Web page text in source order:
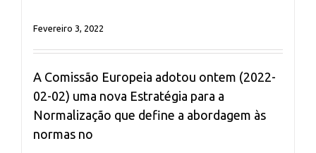
Fevereiro 3, 2022
A Comissão Europeia adotou ontem (2022-
02-02) uma nova Estratégia para a
Normalização que define a abordagem às
normas no